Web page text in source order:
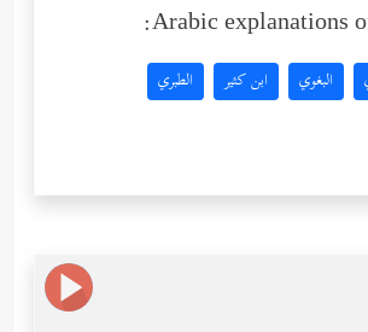
Arabic explanations
البغوي ابن كثير الطبري